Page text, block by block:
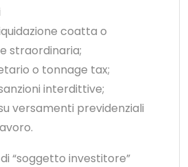
coatta o
straordinaria;
o tonnage tax;
interdittive;
versamenti previdenziali
“soggetto investitore”